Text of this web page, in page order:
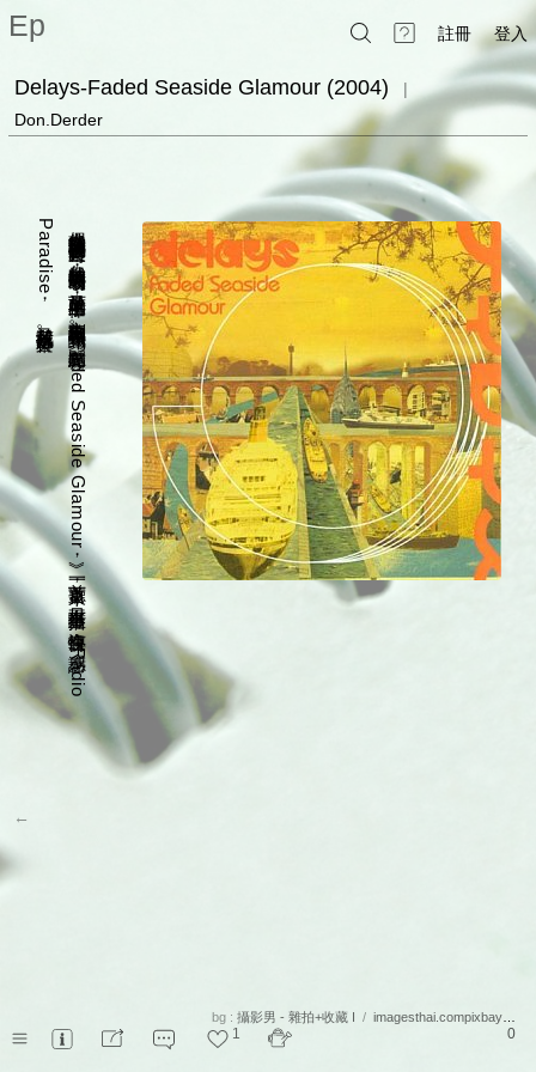
Ep 註冊 登入
Delays-Faded Seaside Glamour (2004)
|
Don.Derder
，
忽然被一陣清亮的開場吸引
，
於是放下手邊的工作
，
立刻查詢歌手與專輯資訊
。
點開專輯︽Faded Seaside Glamour︾
，
，
只有不斷重播
，
沒有快轉
。
R
a
d
i
o
P
a
r
a
d
i
s
e
，
。
←
bg : 攝影男 - 雜拍+收藏 I / imagesthai.compixbay@pexel
1 0